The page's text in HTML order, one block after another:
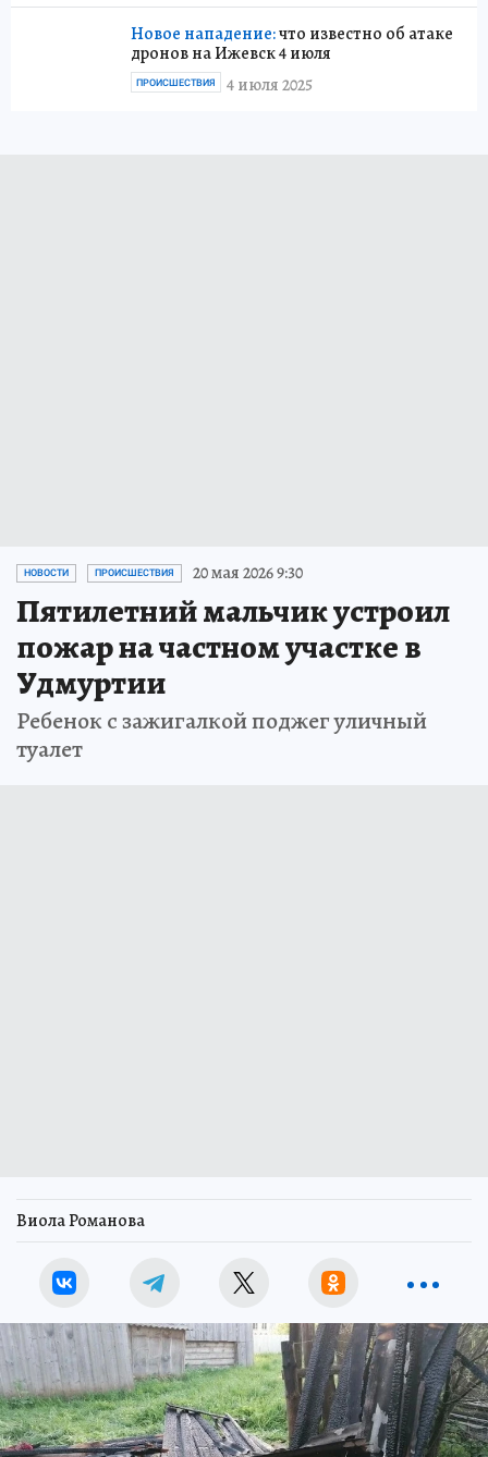
Новое нападение:что известно об атаке
дронов на Ижевск 4 июля
4 июля 2025
ПРОИСШЕСТВИЯ
НОВОСТИ ПРОИСШЕСТВИЯ 20 мая 2026 9:30
Пятилетний мальчик устроил
пожар на частном участке в
Удмуртии
Ребенок с зажигалкой поджег уличный
туалет
Виола Романова